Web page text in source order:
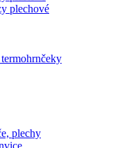
plechové
plechy